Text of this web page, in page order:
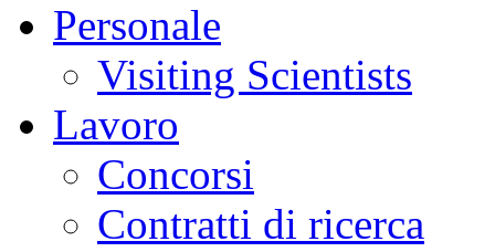
Personale
Visiting Scientists
Lavoro
Concorsi
Contratti di ricerca